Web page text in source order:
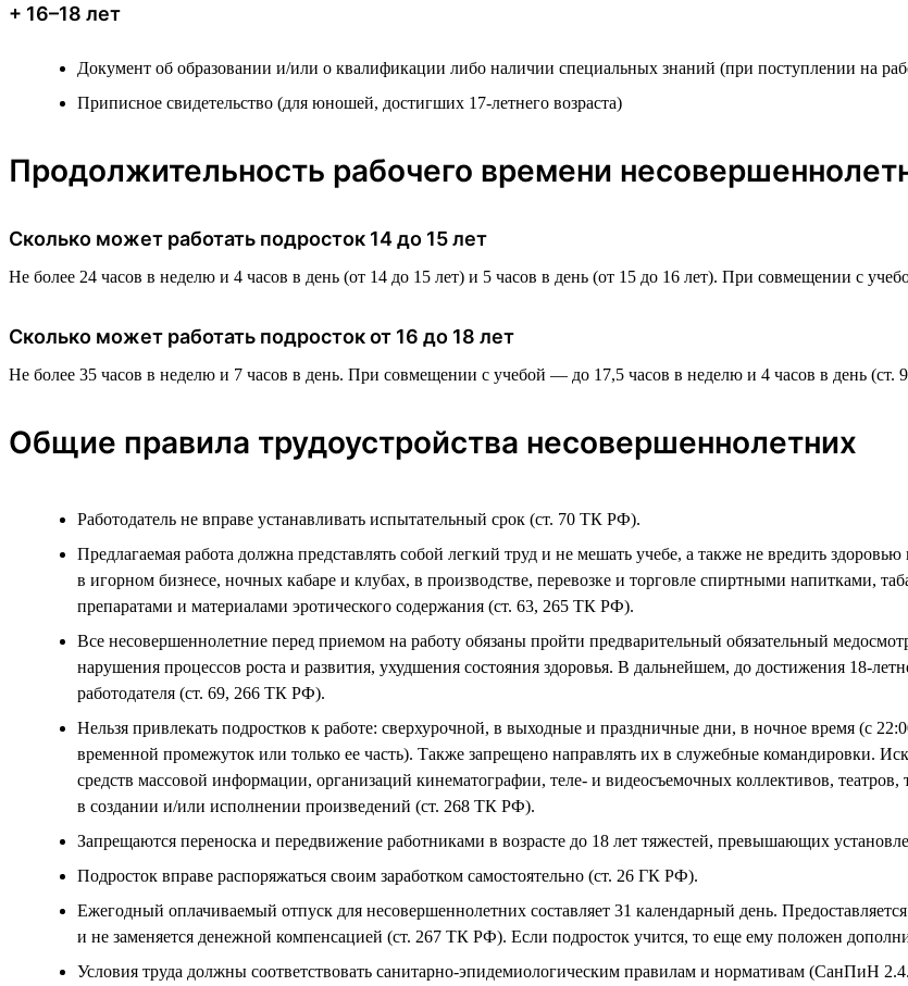
+ 16–18 лет
Документ об образовании и/или о квалификации либо наличии специальных знаний (при поступлении на
Приписное свидетельство (для юношей, достигших 17-летнего возраста)
Продолжительность рабочего времени
Сколько может работать подросток 14 до 15 лет
Не более 24 часов в неделю и 4 часов в день (от 14 до 15 лет) и 5 часов в день (от 15 до 16 лет). При совмещении с
Сколько может работать подросток от 16 до 18 лет
Не более 35 часов в неделю и 7 часов в день. При совмещении с учебой — до 17,5 часов в неделю и 4 часов в день
Общие правила трудоустройства несовершеннолетних
Работодатель не вправе устанавливать испытательный срок (ст. 70 ТК РФ).
Предлагаемая работа должна представлять собой легкий труд и не мешать учебе, а также не вредить
в игорном бизнесе, ночных кабаре и клубах, в производстве, перевозке и торговле спиртными напитками,
препаратами и материалами эротического содержания (ст. 63, 265 ТК РФ).
Все несовершеннолетние перед приемом на работу обязаны пройти предварительный обязательный
нарушения процессов роста и развития, ухудшения состояния здоровья. В дальнейшем, до достижения 18-
работодателя (ст. 69, 266 ТК РФ).
Нельзя привлекать подростков к работе: сверхурочной, в выходные и праздничные дни, в ночное время (с
временной промежуток или только ее часть). Также запрещено направлять их в служебные командировки.
средств массовой информации, организаций кинематографии, теле- и видеосъемочных коллективов,
в создании и/или исполнении произведений (ст. 268 ТК РФ).
Запрещаются переноска и передвижение работниками в возрасте до 18 лет тяжестей, превышающих
Подросток вправе распоряжаться своим заработком самостоятельно (ст. 26 ГК РФ).
Ежегодный оплачиваемый отпуск для несовершеннолетних составляет 31 календарный день.
и не заменяется денежной компенсацией (ст. 267 ТК РФ). Если подросток учится, то еще ему положен
Условия труда должны соответствовать санитарно-эпидемиологическим правилам и нормативам (СанПиН